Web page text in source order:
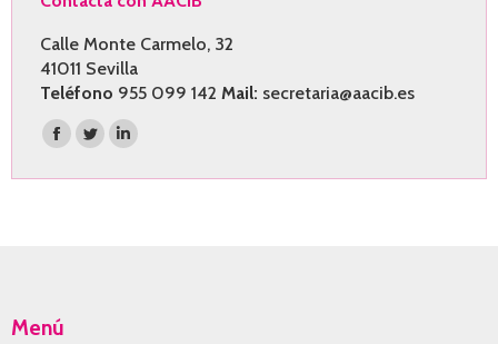
Calle Monte Carmelo, 32
41011 Sevilla
Teléfono 955 099 142 Mail: secretaria@aacib.es
Encuéntranos en:
Facebook
page
Twitter
page
Linkedin
page
Menú